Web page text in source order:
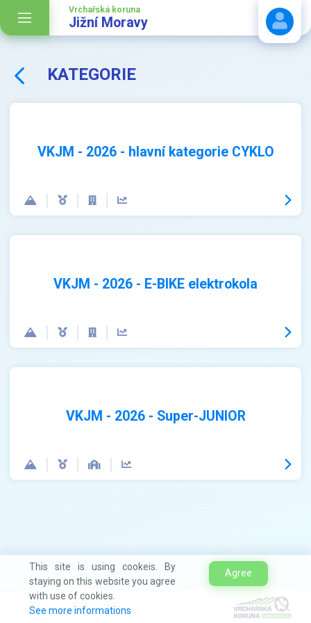
Vrchařská koruna
Jižní Moravy
KATEGORIE
VKJM - 2026 - hlavní kategorie CYKLO
VKJM - 2026 - E-BIKE elektrokola
VKJM - 2026 - Super-JUNIOR
This site is using cookeis. By
staying on this website you agree
with use of cookies.
See more informations
Agree